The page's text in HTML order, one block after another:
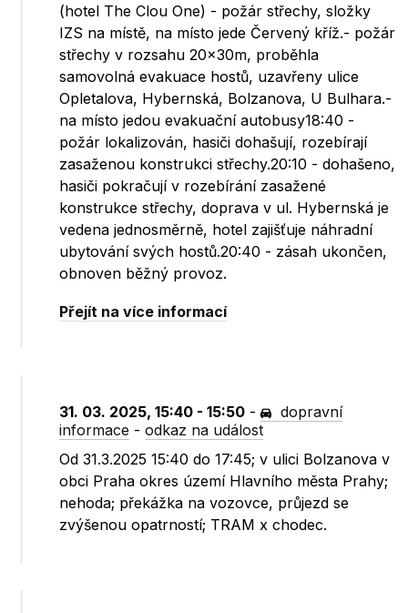
(hotel The Clou One) - požár střechy, složky
IZS na místě, na místo jede Červený kříž.- požár
střechy v rozsahu 20x30m, proběhla
samovolná evakuace hostů, uzavřeny ulice
Opletalova, Hybernská, Bolzanova, U Bulhara.-
na místo jedou evakuační autobusy18:40 -
požár lokalizován, hasiči dohašují, rozebírají
zasaženou konstrukci střechy.20:10 - dohašeno,
hasiči pokračují v rozebírání zasažené
konstrukce střechy, doprava v ul. Hybernská je
vedena jednosměrně, hotel zajišťuje náhradní
ubytování svých hostů.20:40 - zásah ukončen,
obnoven běžný provoz.
Přejít na více informací
31. 03. 2025, 15:40 - 15:50 -
dopravní
informace -odkaz na událost
Od 31.3.2025 15:40 do 17:45; v ulici Bolzanova v
obci Praha okres území Hlavního města Prahy;
nehoda; překážka na vozovce, průjezd se
zvýšenou opatrností; TRAM x chodec.